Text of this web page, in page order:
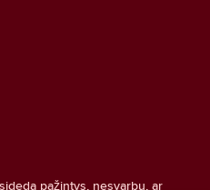
pažintys, nesvarbu, ar